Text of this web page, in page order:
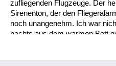
zufliegenden Flugzeuge. Der
Sirenenton, der den
noch unangenehm. Ich war
nachts aus dem warmen Bett
nahm es als selbstverständlich
nicht anders. Rückblickend